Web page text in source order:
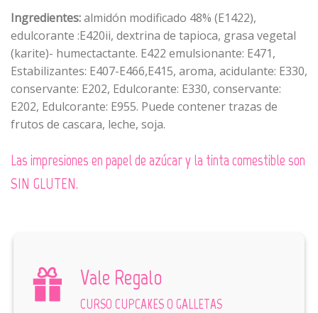
Ingredientes:almidón modificado 48% (E1422),
edulcorante :E420ii, dextrina de tapioca, grasa vegetal
(karite)- humectactante. E422 emulsionante: E471,
Estabilizantes: E407-E466,E415, aroma, acidulante: E330,
conservante: E202, Edulcorante: E330, conservante:
E202, Edulcorante: E955. Puede contener trazas de
frutos de cascara, leche, soja.
Las impresiones en papel de azúcar y la tinta comestible son
SIN GLUTEN.
Vale Regalo
CURSO CUPCAKES O GALLETAS